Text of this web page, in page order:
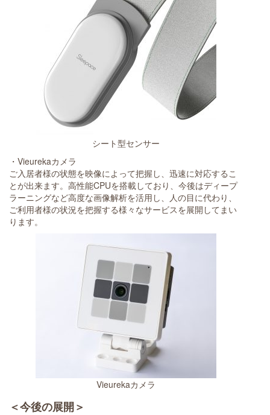
シート型センサー
・Vieurekaカメラ
ご入居者様の状態を映像によって把握し、迅速に対応するこ
とが出来ます。高性能CPUを搭載しており、今後はディープ
ラーニングなど高度な画像解析を活用し、人の目に代わり、
ご利用者様の状況を把握する様々なサービスを展開してまい
ります。
Vieurekaカメラ
＜今後の展開＞